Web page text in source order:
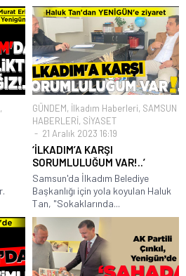
,
GÜNDEM, İlkadım Haberleri, SAMSUN
HABERLERİ, SİYASET
21 Aralık 2023 16:19
‘İLKADIM’A KARŞI
SORUMLULUĞUM VAR!..’
Samsun'da İlkadım Belediye
Başkanlığı için yola koyulan Haluk
Tan, "Sokaklarında...